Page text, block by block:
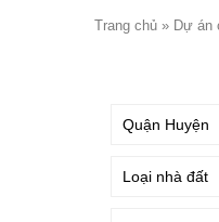
Trang chủ » Dự án